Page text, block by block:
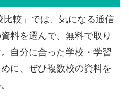
比較」では、気になる通信
料を選んで、無料で取り
自分に合った学校・学習
に、ぜひ複数校の資料を